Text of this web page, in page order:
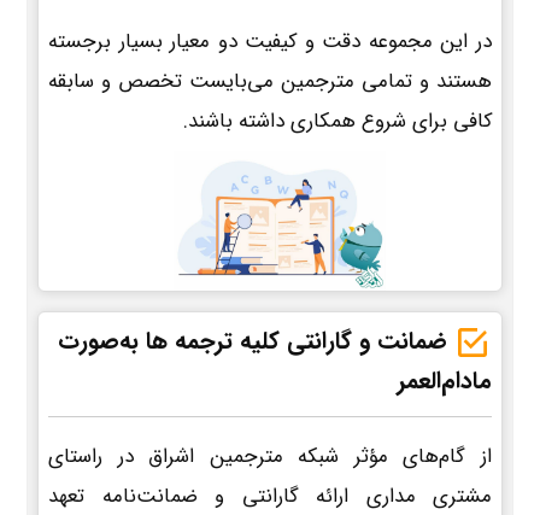
در این مجموعه دقت و کیفیت دو معیار بسیار برجسته
هستند و تمامی مترجمین می‌بایست تخصص و سابقه
کافی برای شروع همکاری داشته باشند.
ضمانت و گارانتی کلیه ترجمه ها به‌صورت
مادام‌العمر
از گام‌های مؤثر شبکه مترجمین اشراق در راستای
مشتری مداری ارائه گارانتی و ضمانت‌نامه تعهد